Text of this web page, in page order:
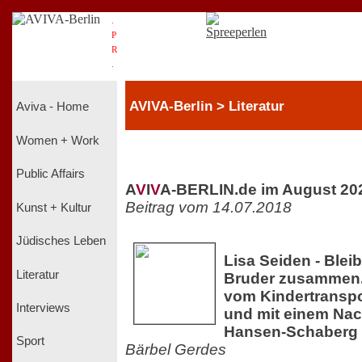
P
R
Aviva - Home
Women + Work
Public Affairs
Kunst + Kultur
Jüdisches Leben
Literatur
Interviews
Sport
AVIVA-Berlin > Literatur
AVIVA-BERLIN.de im August
Beitrag vom 14.07.2018
Lisa Seiden -
Bruder
vom
und mit einem
Hansen-Schaberg
Bärbel Gerdes